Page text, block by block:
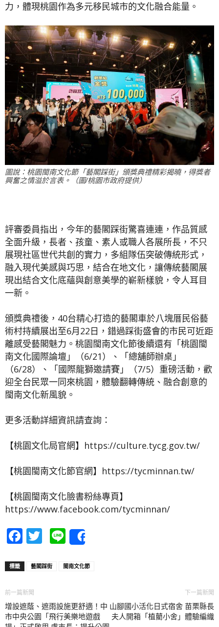
力，體現桃園作為多元移民城市的文化融合能量。
圖說：桃園閩南文化節「藝閣踩街」頒獎典禮精彩揭曉，得獎者
興奮之情溢於言表。（圖/桃園市政府提供）
評審委員指出，今年的藝閣踩街驚喜連連，作品質感
全面升級，長者、孩童、素人或職人各展所長，不只
展現社區世代共創的實力，多組隊伍突破傳統形式，
融入現代美感與巧思，結合在地文化，讓傳統藝閣展
現出結合文化底蘊與創意美學的嶄新樣貌，令人耳目
一新。
頒獎典禮後，40台精心打造的藝閣車於八塊厝民俗藝
術村持續展出至6月22日，錯過踩街盛會的市民可近距
離感受藝閣魅力。桃園閩南文化節後續還有「桃園閩
南文化國際論壇」（6/21）、「總舖師辦桌」
（6/28）、「國際龍獅邀請賽」（7/5）重磅活動，歡
迎全台民眾一同來桃園，體驗翻轉傳統、融合創意的
閩南文化新風貌。
更多活動詳細資訊請查詢：
【桃園文化局官網】https://culture.tycg.gov.tw/
【桃園閩南文化節官網】https://tycminnan.tw/
【桃園閩南文化臉書粉絲專頁】
https://www.facebook.com/tycminnan/
Facebook
Twitter
Line
標籤 藝閣踩街 閩南文化節
前一篇新聞
增設遮蔭、遮雨設施更舒適！中
市中央公園「飛行美樂地遊戲
下一篇新聞
山腳國小活化日式宿舍 苗栗縣長
夫人開箱「植藺小舍」體驗編織